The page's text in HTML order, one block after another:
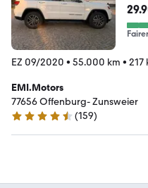
EZ 09/2020 • 55.000 km • 217
EMI.Motors
77656 Offenburg- Zunsweier
4.6 Sterne
(159)